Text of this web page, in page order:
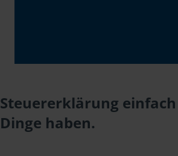
Steuererklärung
Dinge haben.